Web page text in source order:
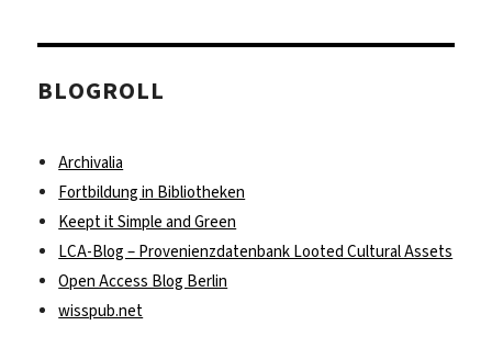
BLOGROLL
Archivalia
Fortbildung in Bibliotheken
Keept it Simple and Green
LCA-Blog – Provenienzdatenbank Looted Cultural Assets
Open Access Blog Berlin
wisspub.net